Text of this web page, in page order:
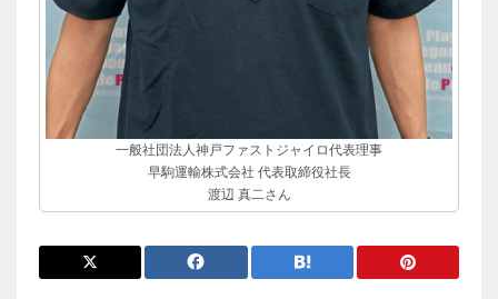
一般社団法人神戸ファストジャイロ代表理事
早駒運輸株式会社 代表取締役社長
渡辺 真二さん